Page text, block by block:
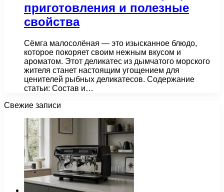
приготовления и полезные
свойства
Сёмга малосолёная — это изысканное блюдо,
которое покоряет своим нежным вкусом и
ароматом. Этот деликатес из дымчатого морского
жителя станет настоящим угощением для
ценителей рыбных деликатесов. Содержание
статьи: Состав и…
Свежие записи